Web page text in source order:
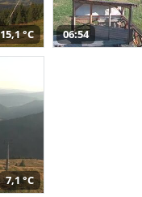
15,1 °C 06:54
7,1 °C